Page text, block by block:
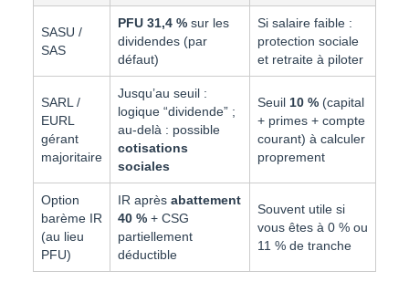
SASU /
SAS
PFU 31,4 % sur les
dividendes (par
défaut)
Si salaire faible :
protection sociale
et retraite à piloter
SARL /
EURL
gérant
majoritaire
Jusqu’au seuil :
logique “dividende” ;
au-delà : possible
cotisations
sociales
Seuil 10 % (capital
+ primes + compte
courant) à calculer
proprement
Option
barème IR
(au lieu
PFU)
IR après abattement
40 % + CSG
partiellement
déductible
Souvent utile si
vous êtes à 0 % ou
11 % de tranche